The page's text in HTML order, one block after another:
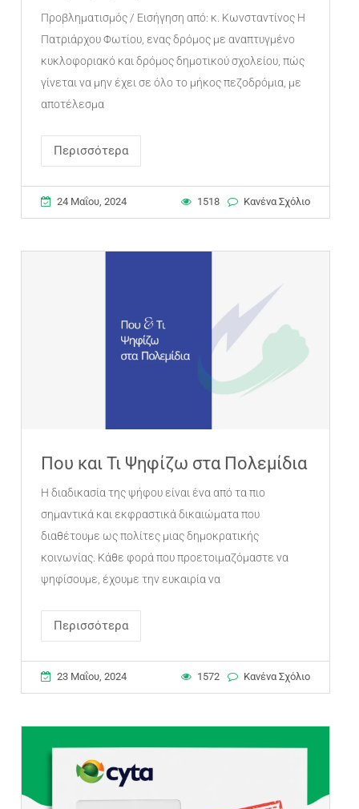
Προβληματισμός / Εισήγηση από: κ. Κωνσταντίνος Η
Πατριάρχου Φωτίου, ενας δρόμος με αναπτυγμένο
κυκλοφοριακό και δρόμος δημοτικού σχολείου, πώς
γίνεται να μην έχει σε όλο το μήκος πεζοδρόμια, με
αποτέλεσμα
Περισσότερα
24 Μαΐου, 2024 1518 Κανένα Σχόλιο
Που και Τι Ψηφίζω στα Πολεμίδια
Η διαδικασία της ψήφου είναι ένα από τα πιο
σημαντικά και εκφραστικά δικαιώματα που
διαθέτουμε ως πολίτες μιας δημοκρατικής
κοινωνίας. Κάθε φορά που προετοιμαζόμαστε να
ψηφίσουμε, έχουμε την ευκαιρία να
Περισσότερα
23 Μαΐου, 2024 1572 Κανένα Σχόλιο